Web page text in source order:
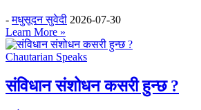
-मधुसूदन सुवेदी 2026-07-30
Learn More »
Chautarian Speaks
संविधान संशोधन कसरी हुन्छ ?